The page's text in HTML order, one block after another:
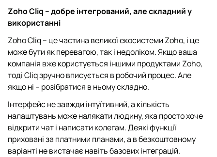
Zoho Cliq – добре інтегрований, але складний у
використанні
Zoho Cliq – це частина великої екосистеми Zoho, і це
може бути як перевагою, так і недоліком. Якщо ваша
компанія вже користується іншими продуктами Zoho,
тоді Cliq зручно вписується в робочий процес. Але
якщо ні – розібратися в ньому складно.
Інтерфейс не завжди інтуїтивний, а кількість
налаштувань може налякати людину, яка просто хоче
відкрити чат і написати колегам. Деякі функції
приховані за платними планами, а в безкоштовному
варіанті не вистачає навіть базових інтеграцій.